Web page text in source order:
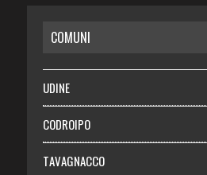
RISPARMIO
SALUTE
Necrologie
Chi siamo
COMUNI
UDINE
CODROIPO
TAVAGNACCO